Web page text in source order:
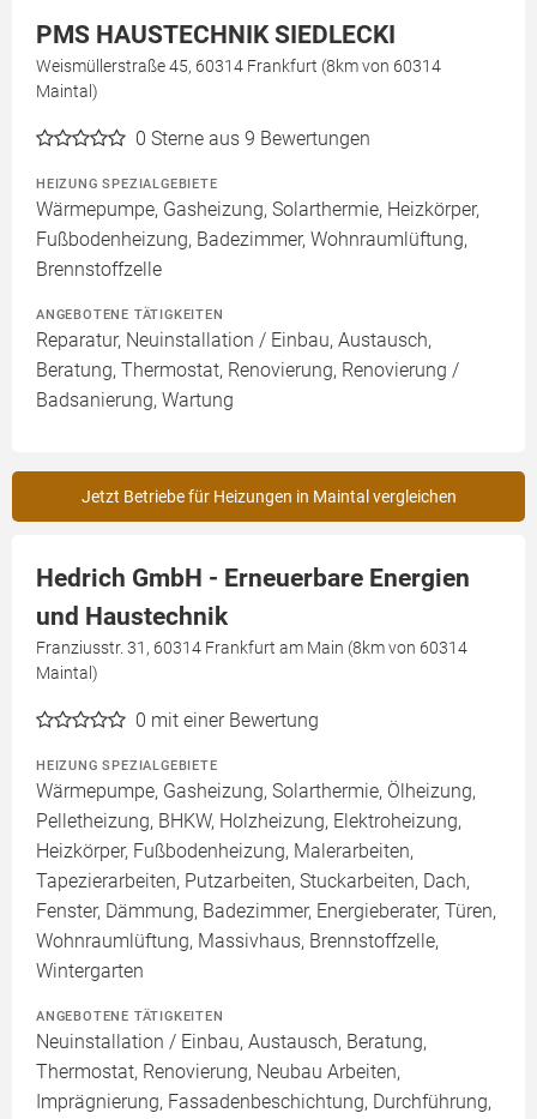
PMS HAUSTECHNIK SIEDLECKI
Weismüllerstraße 45, 60314 Frankfurt (8km von 60314
Maintal)
0 Sterne aus 9 Bewertungen
HEIZUNG SPEZIALGEBIETE
Wärmepumpe, Gasheizung, Solarthermie, Heizkörper,
Fußbodenheizung, Badezimmer, Wohnraumlüftung,
Brennstoffzelle
ANGEBOTENE TÄTIGKEITEN
Reparatur, Neuinstallation / Einbau, Austausch,
Beratung, Thermostat, Renovierung, Renovierung /
Badsanierung, Wartung
Jetzt Betriebe für Heizungen in Maintal vergleichen
Hedrich GmbH - Erneuerbare Energien
und Haustechnik
Franziusstr. 31, 60314 Frankfurt am Main (8km von 60314
Maintal)
0 mit einer Bewertung
HEIZUNG SPEZIALGEBIETE
Wärmepumpe, Gasheizung, Solarthermie, Ölheizung,
Pelletheizung, BHKW, Holzheizung, Elektroheizung,
Heizkörper, Fußbodenheizung, Malerarbeiten,
Tapezierarbeiten, Putzarbeiten, Stuckarbeiten, Dach,
Fenster, Dämmung, Badezimmer, Energieberater, Türen,
Wohnraumlüftung, Massivhaus, Brennstoffzelle,
Wintergarten
ANGEBOTENE TÄTIGKEITEN
Neuinstallation / Einbau, Austausch, Beratung,
Thermostat, Renovierung, Neubau Arbeiten,
Imprägnierung, Fassadenbeschichtung, Durchführung,